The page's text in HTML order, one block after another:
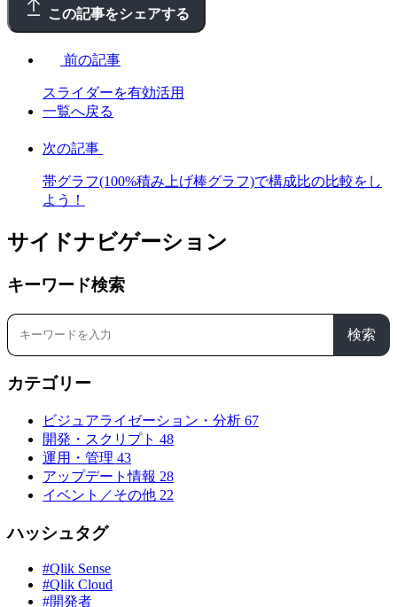
この記事をシェアする
前の記事
スライダーを有効活用
一覧へ戻る
次の記事
帯グラフ(100%積み上げ棒グラフ)で構成比の比較をし
よう！
サイドナビゲーション
キーワード検索
検索
カテゴリー
ビジュアライゼーション・分析 67
開発・スクリプト 48
運用・管理 43
アップデート情報 28
イベント／その他 22
ハッシュタグ
#Qlik Sense
#Qlik Cloud
#開発者